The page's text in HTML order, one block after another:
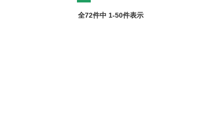
全72件中 1-50件表示